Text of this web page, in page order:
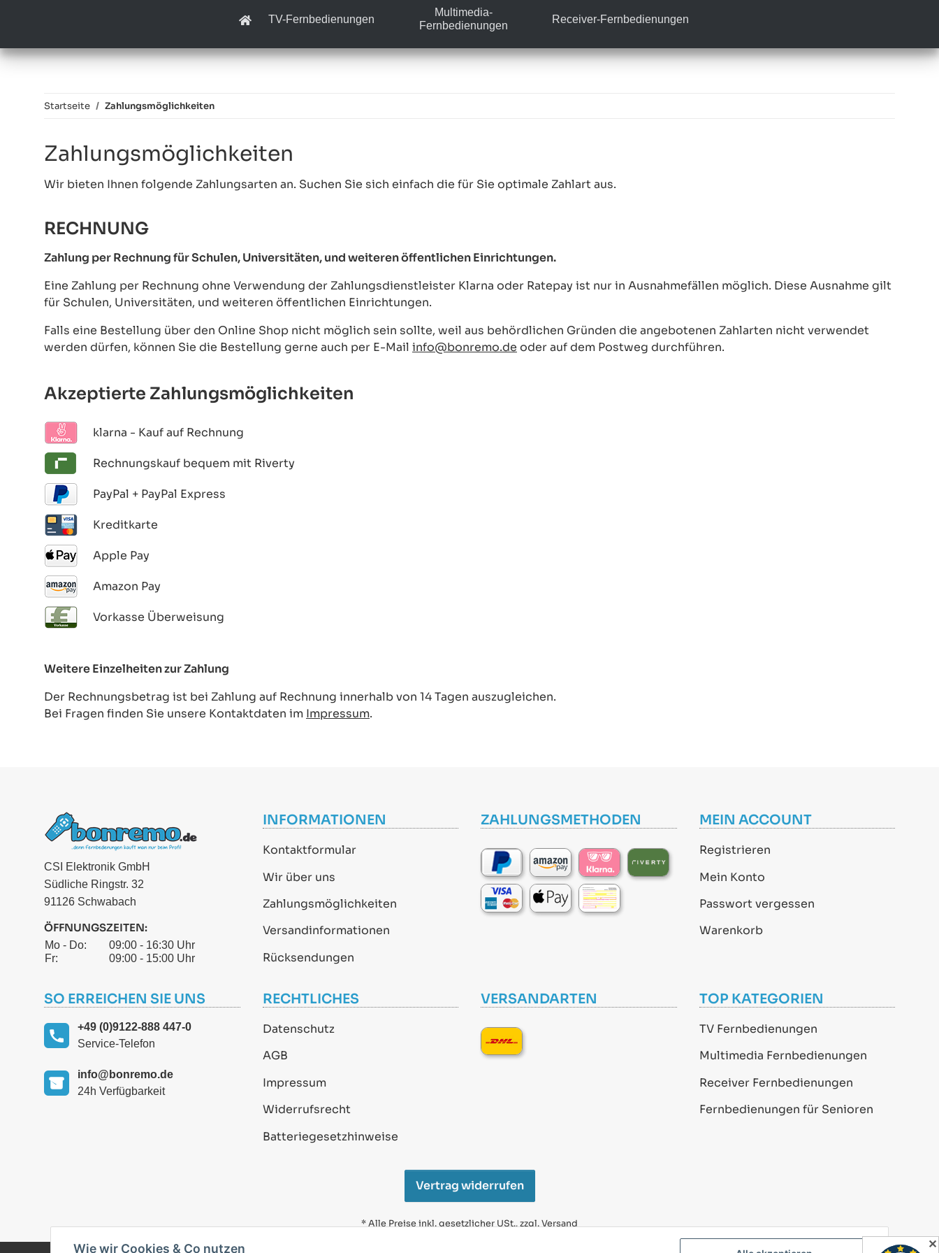
TV-Fernbedienungen
Multimedia-
Fernbedienungen
Receiver-Fernbedienungen
Startseite Zahlungsmöglichkeiten
Zahlungsmöglichkeiten
Wir bieten Ihnen folgende Zahlungsarten an. Suchen Sie sich einfach die für Sie optimale Zahlart aus.
RECHNUNG
Zahlung per Rechnung für Schulen, Universitäten, und weiteren öffentlichen Einrichtungen.
Eine Zahlung per Rechnung ohne Verwendung der Zahlungsdienstleister Klarna oder Ratepay ist nur in Ausnahmefällen möglich. Diese Ausnahme gilt
für Schulen, Universitäten, und weiteren öffentlichen Einrichtungen.
Falls eine Bestellung über den Online Shop nicht möglich sein sollte, weil aus behördlichen Gründen die angebotenen Zahlarten nicht verwendet
werden dürfen, können Sie die Bestellung gerne auch per E-Mail info@bonremo.de oder auf dem Postweg durchführen.
Akzeptierte Zahlungsmöglichkeiten
klarna - Kauf auf Rechnung
Rechnungskauf bequem mit Riverty
PayPal + PayPal Express
Kreditkarte
Apple Pay
Amazon Pay
Vorkasse Überweisung
Weitere Einzelheiten zur Zahlung
Der Rechnungsbetrag ist bei Zahlung auf Rechnung innerhalb von 14 Tagen auszugleichen.
Bei Fragen finden Sie unsere Kontaktdaten im Impressum.
CSI Elektronik GmbH
Südliche Ringstr. 32
91126 Schwabach
ÖFFNUNGSZEITEN:
Mo - Do:
09:00 - 16:30 Uhr
Fr:
09:00 - 15:00 Uhr
INFORMATIONEN
Kontaktformular
Wir über uns
Zahlungsmöglichkeiten
Versandinformationen
Rücksendungen
ZAHLUNGSMETHODEN MEIN ACCOUNT
Registrieren
Mein Konto
Passwort vergessen
Warenkorb
SO ERREICHEN SIE UNS
+49 (0)9122-888 447-0
Service-Telefon
info@bonremo.de
24h Verfügbarkeit
RECHTLICHES
Datenschutz
AGB
Impressum
Widerrufsrecht
Batteriegesetzhinweise
VERSANDARTEN TOP KATEGORIEN
TV Fernbedienungen
Multimedia Fernbedienungen
Receiver Fernbedienungen
Fernbedienungen für Senioren
Vertrag widerrufen
* Alle Preise inkl. gesetzlicher USt., zzgl.Versand
Wie wir Cookies & Co nutzen ✕